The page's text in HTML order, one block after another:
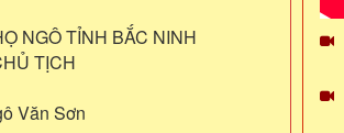
NGÔ TỈNH BẮC NINH
TỊCH
Văn Sơn